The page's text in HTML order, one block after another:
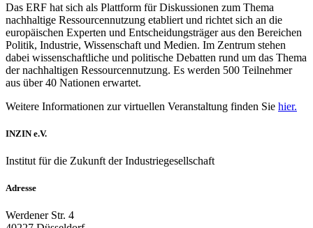
Das ERF hat sich als Plattform für Diskussionen zum Thema
nachhaltige Ressourcennutzung etabliert und richtet sich an die
europäischen Experten und Entscheidungsträger aus den Bereichen
Politik, Industrie, Wissenschaft und Medien. Im Zentrum stehen
dabei wissenschaftliche und politische Debatten rund um das Thema
der nachhaltigen Ressourcennutzung. Es werden 500 Teilnehmer
aus über 40 Nationen erwartet.
Weitere Informationen zur virtuellen Veranstaltung finden Sie hier.
INZIN e.V.
Institut für die Zukunft der Industriegesellschaft
Adresse
Werdener Str. 4